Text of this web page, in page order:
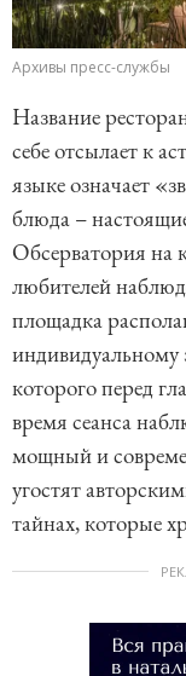
Архивы пресс-службы
Название
себе отсылает к
языке означает
блюда –
Обсерватория на
любителей
площадка
индивидуальному
которого перед
время сеанса
мощный и
угостят
тайнах, которые